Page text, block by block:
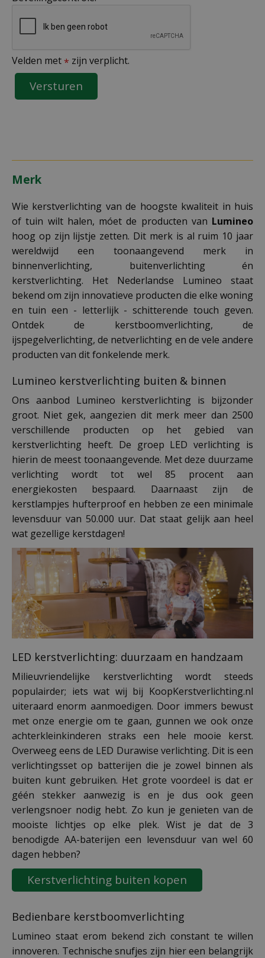
Velden met * zijn verplicht.
Merk
Wie kerstverlichting van de hoogste kwaliteit in huis
of tuin wilt halen, móet de producten van Lumineo
hoog op zijn lijstje zetten. Dit merk is al ruim 10 jaar
wereldwijd een toonaangevend merk in
binnenverlichting, buitenverlichting én
kerstverlichting. Het Nederlandse Lumineo staat
bekend om zijn innovatieve producten die elke woning
en tuin een - letterlijk - schitterende touch geven.
Ontdek de kerstboomverlichting, de
ijspegelverlichting, de netverlichting en de vele andere
producten van dit fonkelende merk.
Lumineo kerstverlichting buiten & binnen
Ons aanbod Lumineo kerstverlichting is bijzonder
groot. Niet gek, aangezien dit merk meer dan 2500
verschillende producten op het gebied van
kerstverlichting heeft. De groep LED verlichting is
hierin de meest toonaangevende. Met deze duurzame
verlichting wordt tot wel 85 procent aan
energiekosten bespaard. Daarnaast zijn de
kerstlampjes hufterproof en hebben ze een minimale
levensduur van 50.000 uur. Dat staat gelijk aan heel
wat gezellige kerstdagen!
LED kerstverlichting: duurzaam en handzaam
Milieuvriendelijke kerstverlichting wordt steeds
populairder; iets wat wij bij KoopKerstverlichting.nl
uiteraard enorm aanmoedigen. Door immers bewust
met onze energie om te gaan, gunnen we ook onze
achterkleinkinderen straks een hele mooie kerst.
Overweeg eens de LED Durawise verlichting. Dit is een
verlichtingsset op batterijen die je zowel binnen als
buiten kunt gebruiken. Het grote voordeel is dat er
géén stekker aanwezig is en je dus ook geen
verlengsnoer nodig hebt. Zo kun je genieten van de
mooiste lichtjes op elke plek. Wist je dat de 3
benodigde AA-baterijen een levensduur van wel 60
dagen hebben?
Kerstverlichting buiten kopen
Bedienbare kerstboomverlichting
Lumineo staat erom bekend zich constant te willen
innoveren. Technische snufjes zijn hier een belangrijk